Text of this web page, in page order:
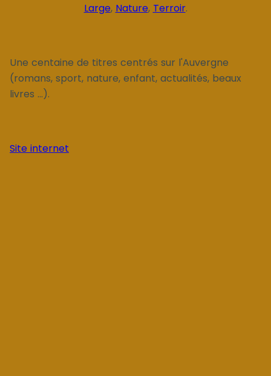
Large, Nature, Terroir.
Une centaine de titres centrés sur l'Auvergne
(romans, sport, nature, enfant, actualités, beaux
livres ...).
Site internet